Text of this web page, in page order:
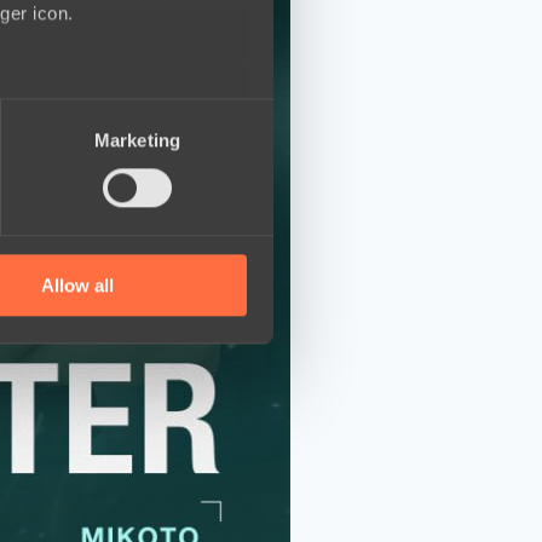
icon.
who may combine it with
Marketing
Allow all